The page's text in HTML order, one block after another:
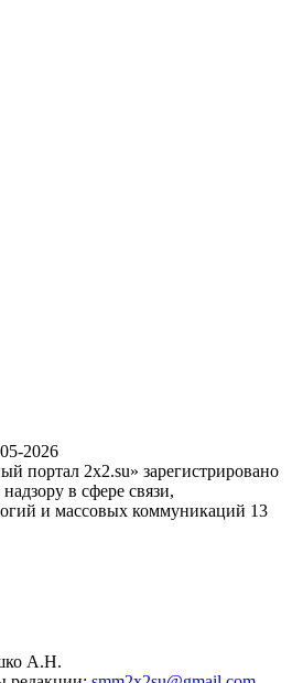
2026
портал 2x2.su» зарегистрировано
в сфере связи,
и массовых коммуникаций 13
А.Н.